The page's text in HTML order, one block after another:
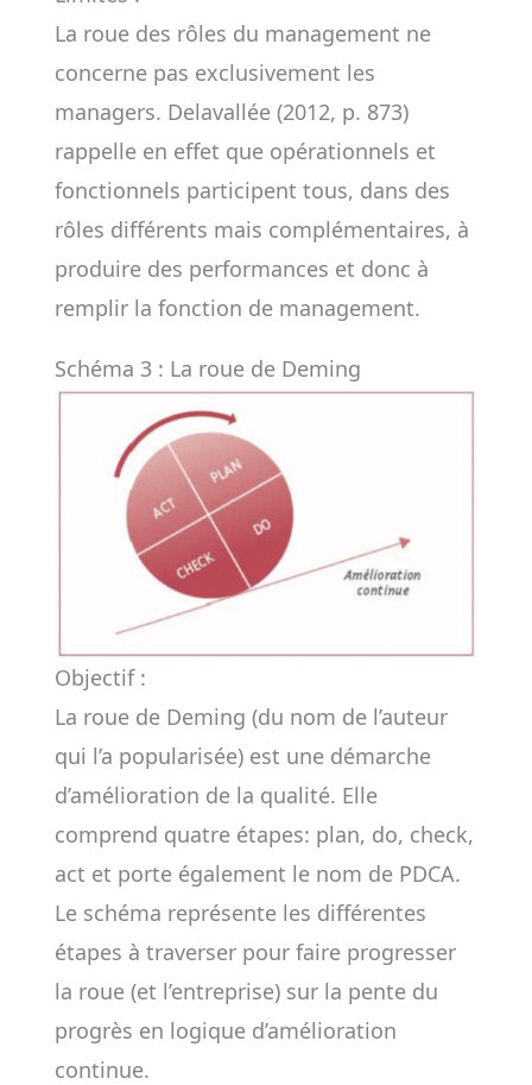
La roue des rôles du management ne
concerne pas exclusivement les
managers. Delavallée (2012, p. 873)
rappelle en effet que opérationnels et
fonctionnels participent tous, dans des
rôles différents mais complémentaires, à
produire des performances et donc à
remplir la fonction de management.
Schéma 3 : La roue de Deming
Objectif :
La roue de Deming (du nom de l’auteur
qui l’a popularisée) est une démarche
d’amélioration de la qualité. Elle
comprend quatre étapes: plan, do, check,
act et porte également le nom de PDCA.
Le schéma représente les différentes
étapes à traverser pour faire progresser
la roue (et l’entreprise) sur la pente du
progrès en logique d’amélioration
continue.